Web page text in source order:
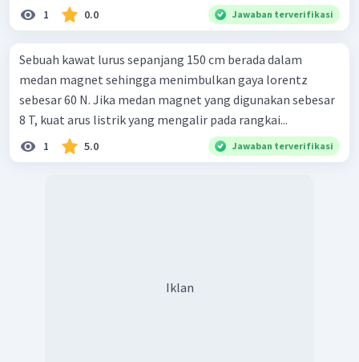
1 0.0 Jawaban terverifikasi
Sebuah kawat lurus sepanjang 150 cm berada dalam
medan magnet sehingga menimbulkan gaya lorentz
sebesar 60 N. Jika medan magnet yang digunakan sebesar
8 T, kuat arus listrik yang mengalir pada rangkai...
1 5.0 Jawaban terverifikasi
Iklan